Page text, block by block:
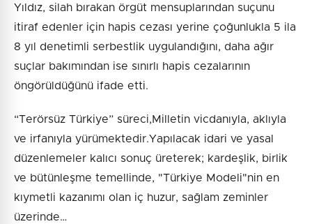
Yıldız, silah bırakan örgüt mensuplarından suçunu
itiraf edenler için hapis cezası yerine çoğunlukla 5 ila
8 yıl denetimli serbestlik uygulandığını, daha ağır
suçlar bakımından ise sınırlı hapis cezalarının
öngörüldüğünü ifade etti.
“Terörsüz Türkiye” süreci,Milletin vicdanıyla, aklıyla
ve irfanıyla yürümektedir.Yapılacak idari ve yasal
düzenlemeler kalıcı sonuç üreterek; kardeşlik, birlik
ve bütünleşme temellinde, "Türkiye Modeli"nin en
kıymetli kazanımı olan iç huzur, sağlam zeminler
üzerinde…